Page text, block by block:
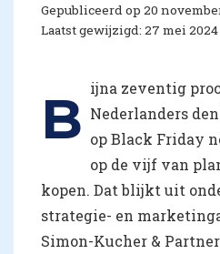
Gepubliceerd op 20
Laatst gewijzigd: 27 mei 2024
B ijna zeventig
Nederlanders
op Black Friday
op de vijf van
kopen. Dat blijkt uit
strategie- en
Simon-Kucher &